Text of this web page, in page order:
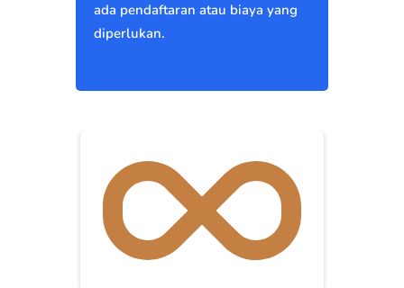
ada pendaftaran atau biaya yang
diperlukan.